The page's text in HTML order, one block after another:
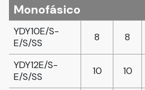
Monofásico
YDY10E/S-
E/S/SS
8 8
YDY12E/S-
E/S/SS
10 10